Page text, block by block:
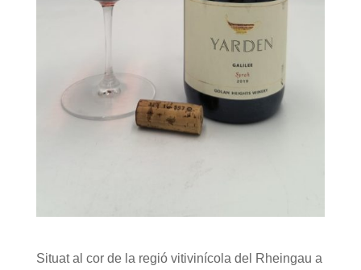
Situat al cor de la regió vitivinícola del Rheingau a